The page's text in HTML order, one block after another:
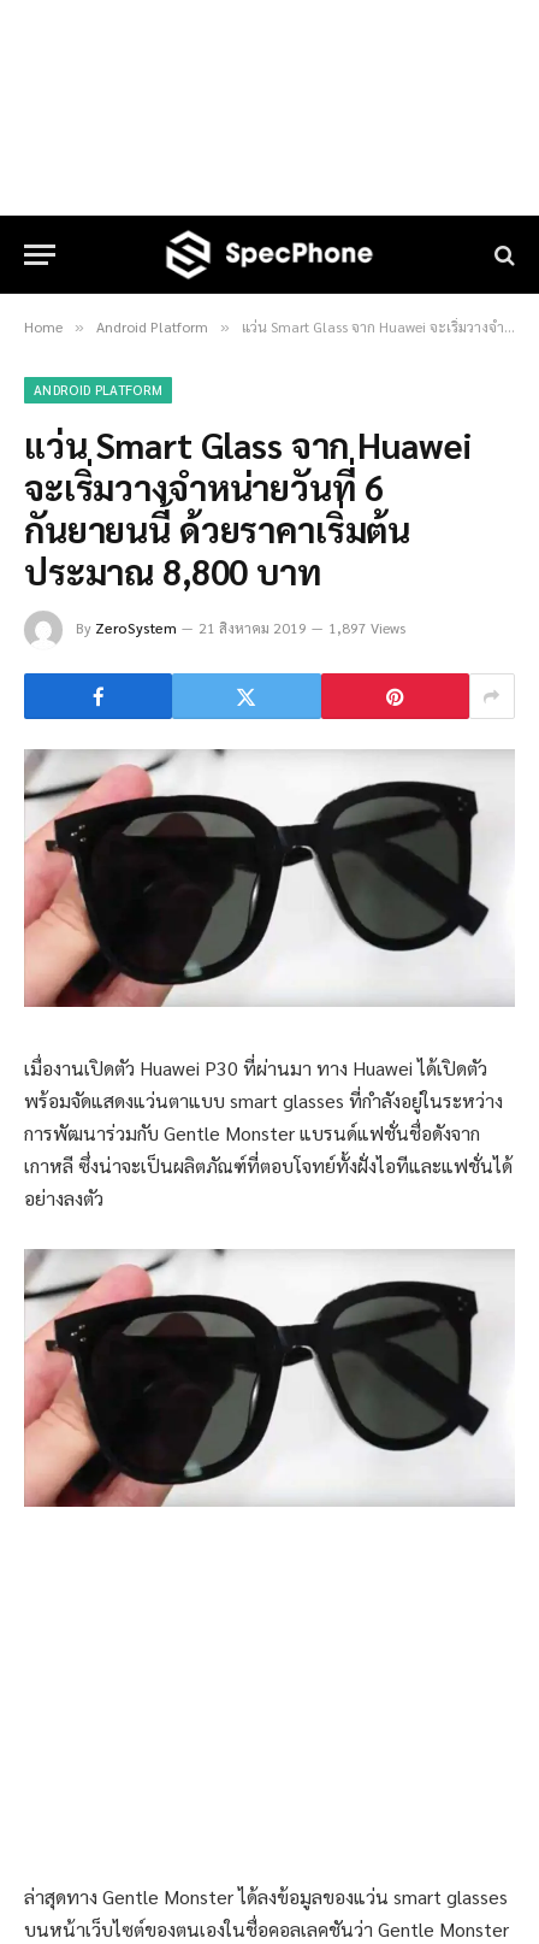
Home » Android Platform » แว่น Smart Glass จาก Huawei จะเริ่มวางจำหน่ายวันที่ 6 กันยายนนี้ ด้วยราคาเริ่มต้นประมาณ 8,800 บาท
ANDROID PLATFORM
แว่น Smart Glass จาก Huawei
จะเริ่มวางจำหน่ายวันที่ 6
กันยายนนี้ ด้วยราคาเริ่มต้น
ประมาณ 8,800 บาท
By ZeroSystem 21 สิงหาคม 2019 1,897 Views
เมื่องานเปิดตัว Huawei P30 ที่ผ่านมา ทาง Huawei ได้เปิดตัว
พร้อมจัดแสดงแว่นตาแบบ smart glasses ที่กำลังอยู่ในระหว่าง
การพัฒนาร่วมกับ Gentle Monster แบรนด์แฟชั่นชื่อดังจาก
เกาหลี ซึ่งน่าจะเป็นผลิตภัณฑ์ที่ตอบโจทย์ทั้งฝั่งไอทีและแฟชั่นได้
อย่างลงตัว
ล่าสุดทาง Gentle Monster ได้ลงข้อมูลของแว่น smart glasses
บนหน้าเว็บไซต์ของตนเองในชื่อคอลเลคชันว่า Gentle Monster